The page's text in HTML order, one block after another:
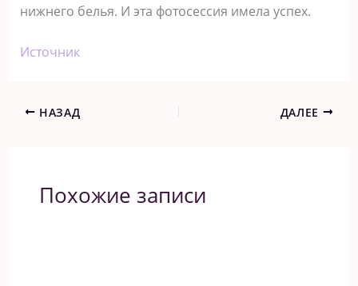
нижнего белья. И эта фотосессия имела успех.
Источник
НАЗАД ДАЛЕЕ
Похожие записи